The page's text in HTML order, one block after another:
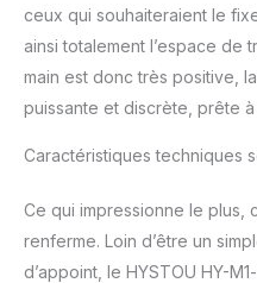
ceux qui souhaiteraient le
ainsi totalement l’espace de
main est donc très positive,
puissante et discrète, prête
Caractéristiques techniques
Ce qui impressionne le plus,
renferme. Loin d’être un
d’appoint, le HYSTOU HY-